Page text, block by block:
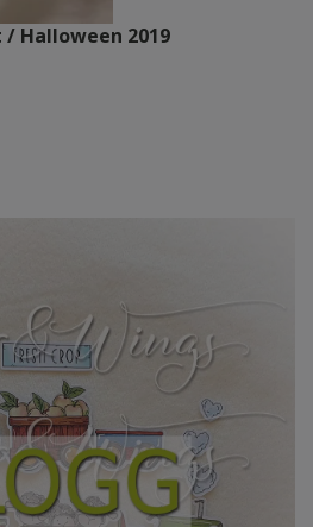
/ Halloween 2019